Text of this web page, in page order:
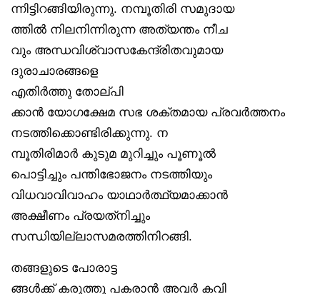
ന്നിട്ടിറങ്ങിയിരുന്നു. നമ്പൂതിരി സമുദായ
ത്തിൽ നിലനിന്നിരുന്ന അത്യന്തം നീച
വും അന്ധവിശ്വാസകേന്ദ്രിതവുമായ
ദുരാചാരങ്ങളെ
എതിർത്തു തോല്പി
ക്കാൻ യോഗക്ഷേമ സഭ ശക്തമായ പ്രവർത്തനം
നടത്തിക്കൊണ്ടിരിക്കുന്നു. ന
മ്പൂതിരിമാർ കുടുമ മുറിച്ചും പൂണൂൽ
പൊട്ടിച്ചും പന്തിഭോജനം നടത്തിയും
വിധവാവിവാഹം യാഥാർത്ഥ്യമാക്കാൻ
അക്ഷീണം പ്രയത്‌നിച്ചും
സന്ധിയില്ലാസമരത്തിനിറങ്ങി.
തങ്ങളുടെ പോരാട്ട
ങ്ങൾക്ക് കരുത്തു പകരാൻ അവർ കവി